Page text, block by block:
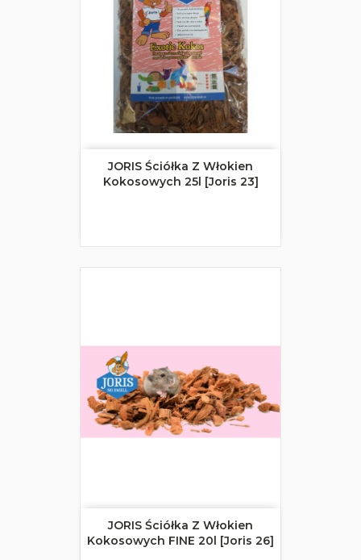
JORIS Ściółka Z Włokien
Kokosowych 25l [Joris 23]
JORIS Ściółka Z Włokien
Kokosowych FINE 20l [Joris 26]